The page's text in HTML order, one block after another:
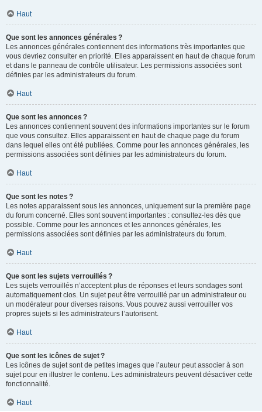
Haut
Que sont les annonces générales ?
Les annonces générales contiennent des informations très importantes que
vous devriez consulter en priorité. Elles apparaissent en haut de chaque forum
et dans le panneau de contrôle utilisateur. Les permissions associées sont
définies par les administrateurs du forum.
Haut
Que sont les annonces ?
Les annonces contiennent souvent des informations importantes sur le forum
que vous consultez. Elles apparaissent en haut de chaque page du forum
dans lequel elles ont été publiées. Comme pour les annonces générales, les
permissions associées sont définies par les administrateurs du forum.
Haut
Que sont les notes ?
Les notes apparaissent sous les annonces, uniquement sur la première page
du forum concerné. Elles sont souvent importantes : consultez-les dès que
possible. Comme pour les annonces et les annonces générales, les
permissions associées sont définies par les administrateurs du forum.
Haut
Que sont les sujets verrouillés ?
Les sujets verrouillés n’acceptent plus de réponses et leurs sondages sont
automatiquement clos. Un sujet peut être verrouillé par un administrateur ou
un modérateur pour diverses raisons. Vous pouvez aussi verrouiller vos
propres sujets si les administrateurs l’autorisent.
Haut
Que sont les icônes de sujet ?
Les icônes de sujet sont de petites images que l’auteur peut associer à son
sujet pour en illustrer le contenu. Les administrateurs peuvent désactiver cette
fonctionnalité.
Haut